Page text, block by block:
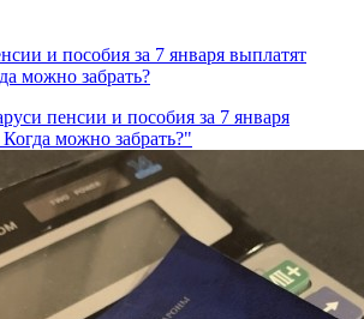
и пособия за 7 января выплатят
можно забрать?
пенсии и пособия за 7 января
можно забрать?"